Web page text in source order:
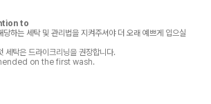
to
당하는 세탁 및 관리법을 지켜주셔야 더 오래 예쁘게 입으실
세탁은 드라이크리닝을 권장합니다.
on the first wash.